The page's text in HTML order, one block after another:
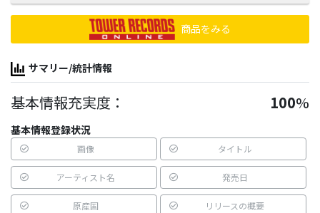
商品をみる
サマリー/統計情報
基本情報充実度： 100%
基本情報登録状況
画像 タイトル
アーティスト名 発売日
原産国 リリースの概要